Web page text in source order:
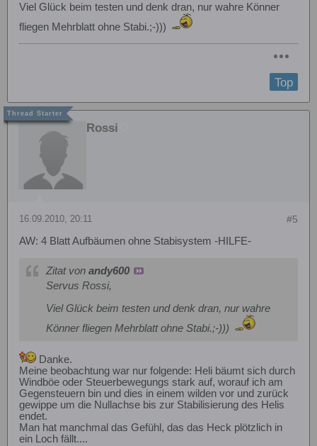
Viel Glück beim testen und denk dran, nur wahre Könner
fliegen Mehrblatt ohne Stabi.;-)))
Top
Rossi
#5
16.09.2010, 20:11
AW: 4 Blatt Aufbäumen ohne Stabisystem -HILFE-
Zitat von andy600
Servus Rossi,
Viel Glück beim testen und denk dran, nur wahre
Könner fliegen Mehrblatt ohne Stabi.;-)))
Danke.
Meine beobachtung war nur folgende: Heli bäumt sich durch
Windböe oder Steuerbewegungs stark auf, worauf ich am
Gegensteuern bin und dies in einem wilden vor und zurück
gewippe um die Nullachse bis zur Stabilisierung des Helis
endet.
Man hat manchmal das Gefühl, das das Heck plötzlich in
ein Loch fällt....